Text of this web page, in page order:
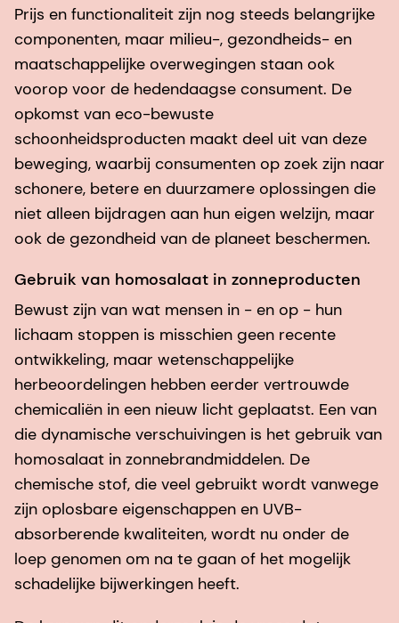
Prijs en functionaliteit zijn nog steeds belangrijke
componenten, maar milieu-, gezondheids- en
maatschappelijke overwegingen staan ook
voorop voor de hedendaagse consument. De
opkomst van eco-bewuste
schoonheidsproducten maakt deel uit van deze
beweging, waarbij consumenten op zoek zijn naar
schonere, betere en duurzamere oplossingen die
niet alleen bijdragen aan hun eigen welzijn, maar
ook de gezondheid van de planeet beschermen.
Gebruik van homosalaat in zonneproducten
Bewust zijn van wat mensen in - en op - hun
lichaam stoppen is misschien geen recente
ontwikkeling, maar wetenschappelijke
herbeoordelingen hebben eerder vertrouwde
chemicaliën in een nieuw licht geplaatst. Een van
die dynamische verschuivingen is het gebruik van
homosalaat in zonnebrandmiddelen. De
chemische stof, die veel gebruikt wordt vanwege
zijn oplosbare eigenschappen en UVB-
absorberende kwaliteiten, wordt nu onder de
loep genomen om na te gaan of het mogelijk
schadelijke bijwerkingen heeft.